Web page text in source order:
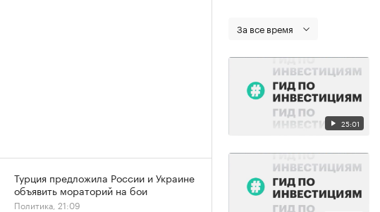
За все время
25:01
Турция предложила России и Украине
объявить мораторий на бои
Политика, 21:09